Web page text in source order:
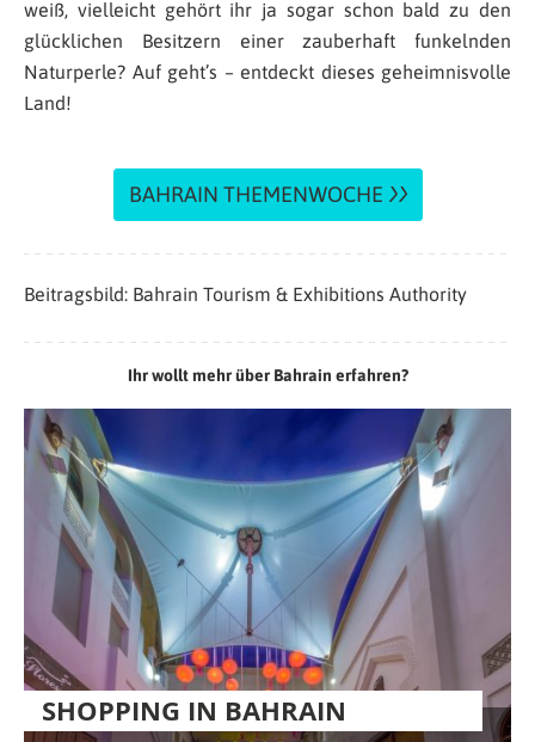
weiß, vielleicht gehört ihr ja sogar schon bald zu den
glücklichen Besitzern einer zauberhaft funkelnden
Naturperle? Auf geht’s – entdeckt dieses geheimnisvolle
Land!
BAHRAIN THEMENWOCHE
Beitragsbild: Bahrain Tourism & Exhibitions Authority
Ihr wollt mehr über Bahrain erfahren?
SHOPPING IN BAHRAIN